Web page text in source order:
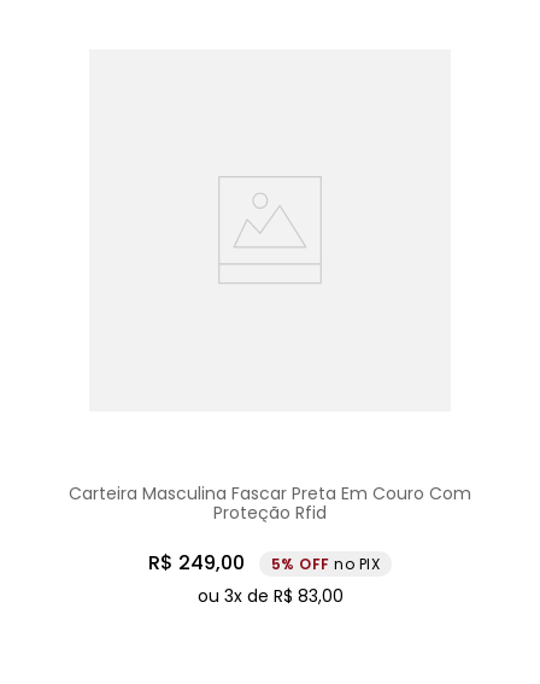
Carteira Masculina Fascar Preta Em Couro Com
Proteção Rfid
R$ 249,00 5% no PIX
ou 3x de R$ 83,00